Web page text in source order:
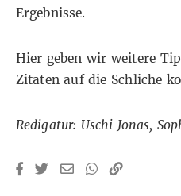
Ergebnisse.
Hier geben wir weitere
Zitaten auf die Schliche
Redigatur: Uschi Jonas,